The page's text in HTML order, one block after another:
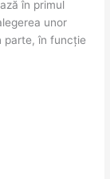
în primul
unor
parte, în funcție